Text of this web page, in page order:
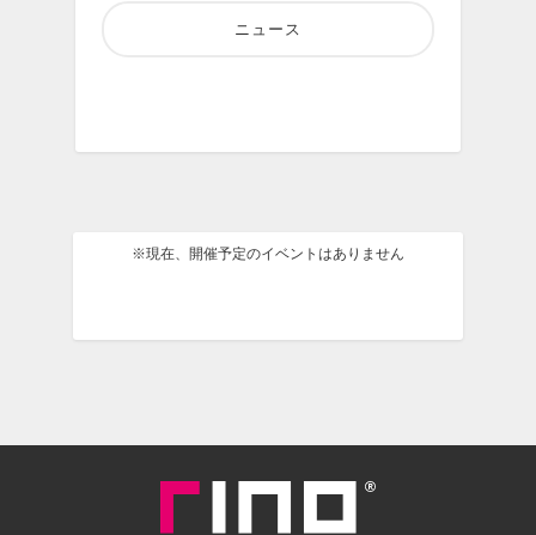
ニュース
※現在、開催予定のイベントはありません